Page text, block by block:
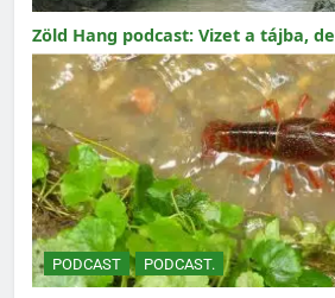
Zöld Hang podcast: Vizet a tájba,
PODCAST PODCAST.